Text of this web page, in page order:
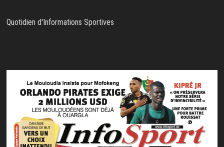
Quotidien d'Informations Sportives